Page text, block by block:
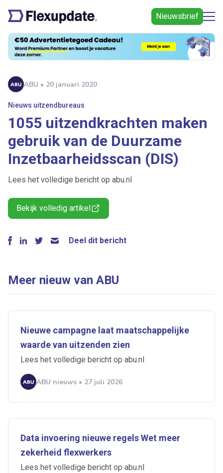
Nieuwsbrief
ABU • 20 januari 2020
Nieuws uitzendbureaus
1055 uitzendkrachten maken
gebruik van de Duurzame
Inzetbaarheidsscan (DIS)
Lees het volledige bericht op abu.nl
Bekijk volledig artikel
Deel dit bericht
Meer nieuw van ABU
Nieuwe campagne laat maatschappelijke
waarde van uitzenden zien
Lees het volledige bericht op abu.nl
ABU nieuws • 27 juli 2026
Data invoering nieuwe regels Wet meer
zekerheid flexwerkers
Lees het volledige bericht op abu.nl